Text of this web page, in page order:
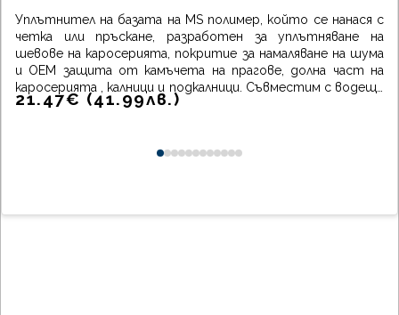
Уплътнител на базата на MS полимер, който се нанася с
четка или пръскане, разработен за уплътняване на
шевове на каросерията, покритие за намаляване на шума
и OEM защита от камъчета на прагове, долна част на
каросерията , калници и подкалници. Съвместим с водещи
автомобилни бои.
21.47€ (41.99лв.)
012345678910
11